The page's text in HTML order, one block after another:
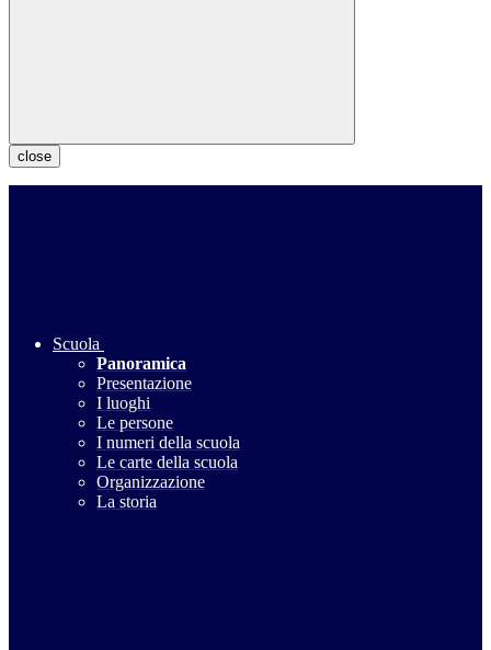
close
Scuola
Panoramica
Presentazione
I luoghi
Le persone
I numeri della scuola
Le carte della scuola
Organizzazione
La storia